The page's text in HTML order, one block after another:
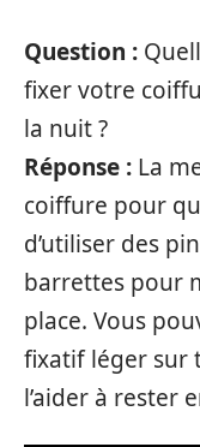
Question :
fixer votre
la nuit ?
Réponse : La
coiffure pour
d’utiliser des
barrettes pour
place. Vous
fixatif léger sur
l’aider à rester